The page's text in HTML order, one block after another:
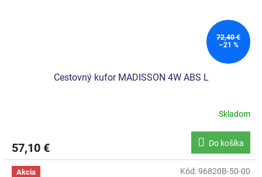
72,40 €
–21 %
Cestovný kufor MADISSON 4W ABS L
Skladom
57,10 € Do košíka
Akcia Kód:96820B-50-00